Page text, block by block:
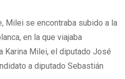
Milei se encontraba subido a la
en la que viajaba
Karina Milei, el diputado José
a diputado Sebastián